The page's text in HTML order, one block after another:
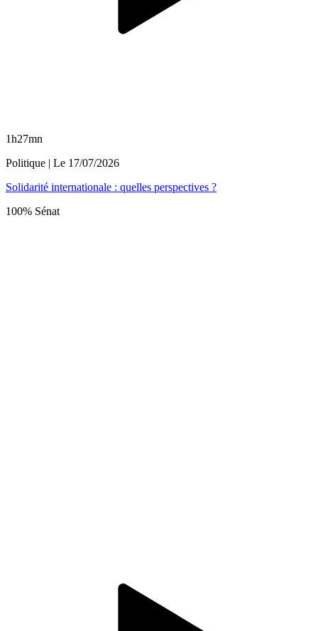
1h27mn
Politique | Le 17/07/2026
Solidarité internationale : quelles perspectives ?
100% Sénat